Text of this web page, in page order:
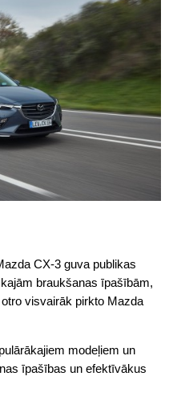
CX-3 guva publikas
braukšanas īpašībām,
visvairāk pirkto Mazda
modeļiem un
īpašības un efektīvākus